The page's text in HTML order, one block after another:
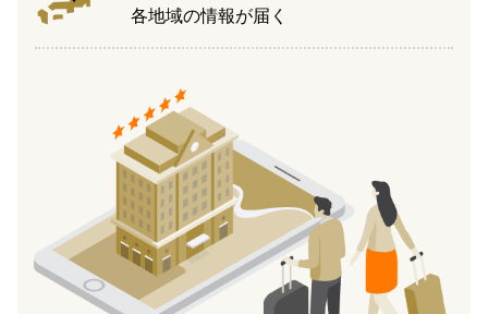
各地域の情報が届く